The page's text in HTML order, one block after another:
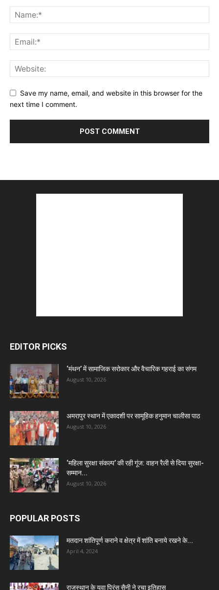
Save my name, email, and website in this browser for the
next time I comment.
EDITOR PICKS
‘मंथन’ में सामाजिक सरोकार और वैचारिक गहराई का संगम
August 10, 2026
अमरापुर स्थान में एकादशी पर सामूहिक हनुमान चालीसा पाठ
August 10, 2026
‘महिला सुरक्षा संकल्प’ की रही गूंज: वाहन रैली से दिया सुरक्षा-
सम्मान...
August 10, 2026
POPULAR POSTS
मतदान शांतिपूर्ण कराने व क्षेत्र में शांति बनाये रखने के...
April 4, 2024
राजस्थान के युवा प्रिंस सैनी ने रचा इतिहास